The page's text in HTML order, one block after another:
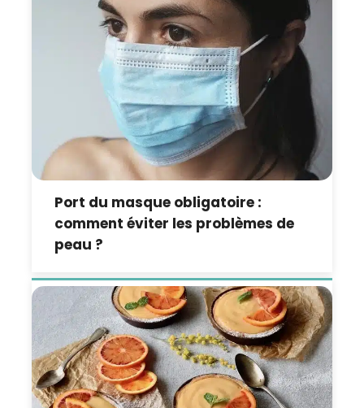
Port du masque obligatoire :
comment éviter les problèmes de
peau ?